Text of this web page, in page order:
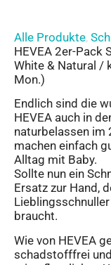
Alle Produkte,
HEVEA 2er-Pack
White & Natural /
Mon.)
Endlich sind die
HEVEA auch in
naturbelassen im
machen einfach
Alltag mit Baby.
Sollte nun ein
Ersatz zur Hand,
braucht.
Wie von HEVEA
schadstofffrei